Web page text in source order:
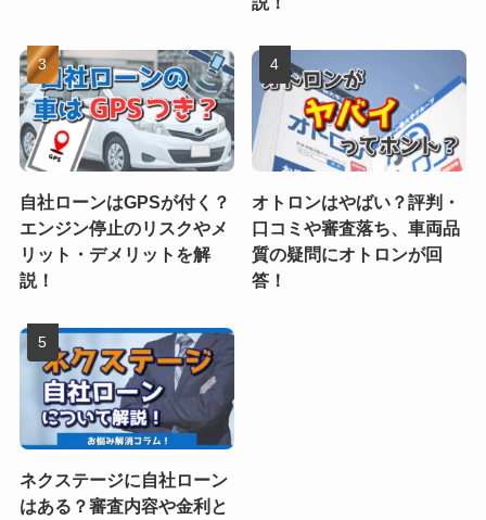
自社ローンはGPSが付く？
エンジン停止のリスクやメ
リット・デメリットを解
説！
オトロンはやばい？評判・
口コミや審査落ち、車両品
質の疑問にオトロンが回
答！
ネクステージに自社ローン
はある？審査内容や金利と